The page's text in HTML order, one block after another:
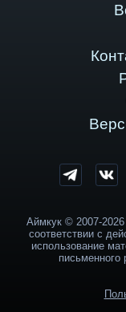
Аймкук © 2007-
соответствии с
использование
письменного